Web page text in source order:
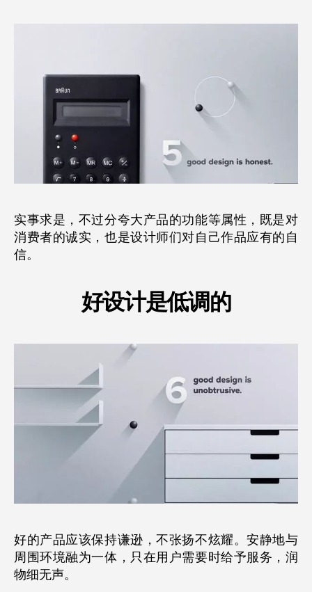
实事求是，不过分夸大产品的功能等属性，既是对
消费者的诚实，也是设计师们对自己作品应有的自
信。
好设计是低调的
好的产品应该保持谦逊，不张扬不炫耀。安静地与
周围环境融为一体，只在用户需要时给予服务，润
物细无声。